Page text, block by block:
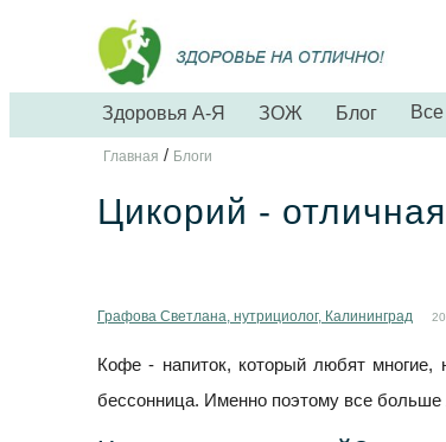
Здоровья А-Я ЗОЖ Блог
Главная / Блоги
Цикорий -
Графова Светлана, нутрициолог, Калининград
Кофе - напиток, который любят многие,
бессонница. Именно поэтому все